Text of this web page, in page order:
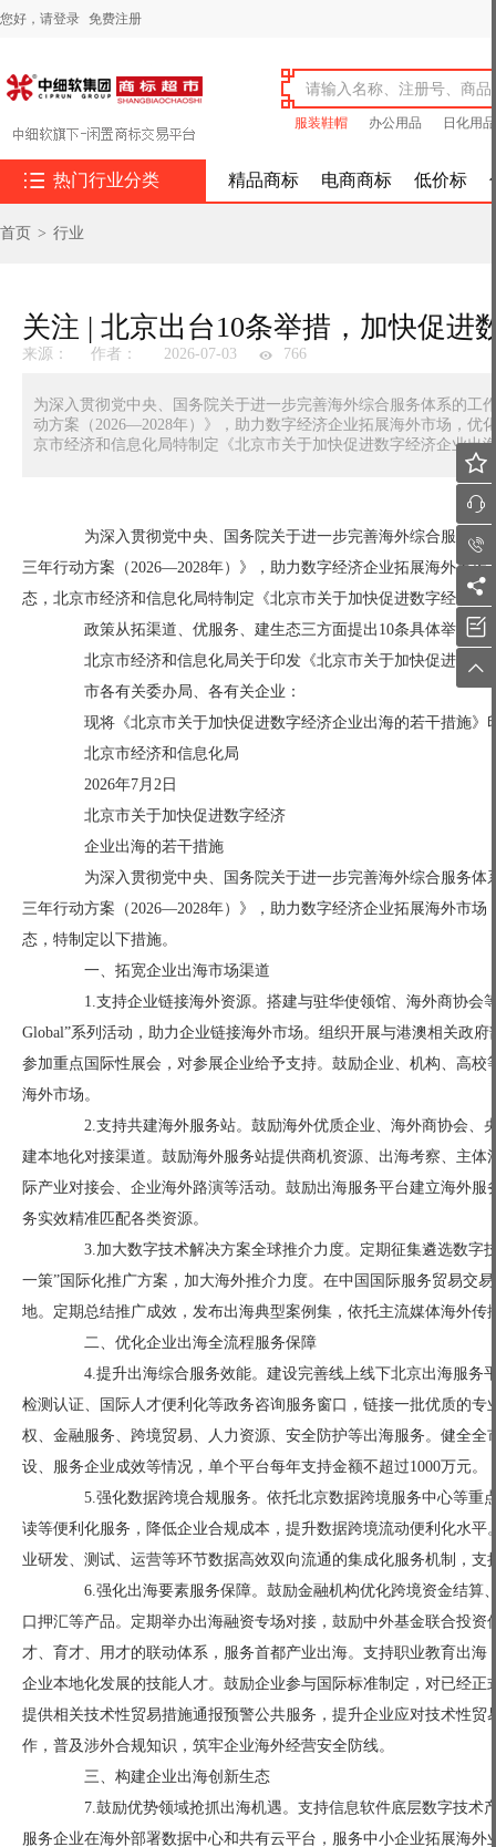
您好， 请登录 免费注册
服装鞋帽 办公用品 日化用品
 热门行业分类 精品商标 电商商标 低价标
首页 > 行业
关注 | 北京出台10条举措，加快促进
来源： 作者： 2026-07-03 766
为深入贯彻党中央、国务院关于进一步完善海外综合服务体系的
动方案（2026—2028年）》，助力数字经济企业拓展海外市场，
京市经济和信息化局特制定《北京市关于加快促进数字经济企业出
为深入贯彻党中央、国务院关于进一步完善海外综合服务体
三年行动方案（2026—2028年）》，助力数字经济企业拓展海外市
态，北京市经济和信息化局特制定《北京市关于加快促进数字经济企
政策从拓渠道、优服务、建生态三方面提出10条具体举措。
北京市经济和信息化局关于印发《北京市关于加快促进数字
市各有关委办局、各有关企业：
现将《北京市关于加快促进数字经济企业出海的若干措施》
北京市经济和信息化局
2026年7月2日
北京市关于加快促进数字经济
企业出海的若干措施
为深入贯彻党中央、国务院关于进一步完善海外综合服务体
三年行动方案（2026—2028年）》，助力数字经济企业拓展海外市
态，特制定以下措施。
一、拓宽企业出海市场渠道
1.支持企业链接海外资源。搭建与驻华使领馆、海外商协会
Global”系列活动，助力企业链接海外市场。组织开展与港澳相关政
参加重点国际性展会，对参展企业给予支持。鼓励企业、机构、高
海外市场。
2.支持共建海外服务站。鼓励海外优质企业、海外商协会、
建本地化对接渠道。鼓励海外服务站提供商机资源、出海考察、主
际产业对接会、企业海外路演等活动。鼓励出海服务平台建立海外
务实效精准匹配各类资源。
3.加大数字技术解决方案全球推介力度。定期征集遴选数字技
一策”国际化推广方案，加大海外推介力度。在中国国际服务贸易交
地。定期总结推广成效，发布出海典型案例集，依托主流媒体海外传
二、优化企业出海全流程服务保障
4.提升出海综合服务效能。建设完善线上线下北京出海服务
检测认证、国际人才便利化等政务咨询服务窗口，链接一批优质的
权、金融服务、跨境贸易、人力资源、安全防护等出海服务。健全
设、服务企业成效等情况，单个平台每年支持金额不超过1000万元。
5.强化数据跨境合规服务。依托北京数据跨境服务中心等重
读等便利化服务，降低企业合规成本，提升数据跨境流动便利化水
业研发、测试、运营等环节数据高效双向流通的集成化服务机制，
6.强化出海要素服务保障。鼓励金融机构优化跨境资金结算
口押汇等产品。定期举办出海融资专场对接，鼓励中外基金联合投
才、育才、用才的联动体系，服务首都产业出海。支持职业教育出
企业本地化发展的技能人才。鼓励企业参与国际标准制定，对已经
提供相关技术性贸易措施通报预警公共服务，提升企业应对技术性
作，普及涉外合规知识，筑牢企业海外经营安全防线。
三、构建企业出海创新生态
7.鼓励优势领域抢抓出海机遇。支持信息软件底层数字技术
服务企业在海外部署数据中心和共有云平台，服务中小企业拓展海





